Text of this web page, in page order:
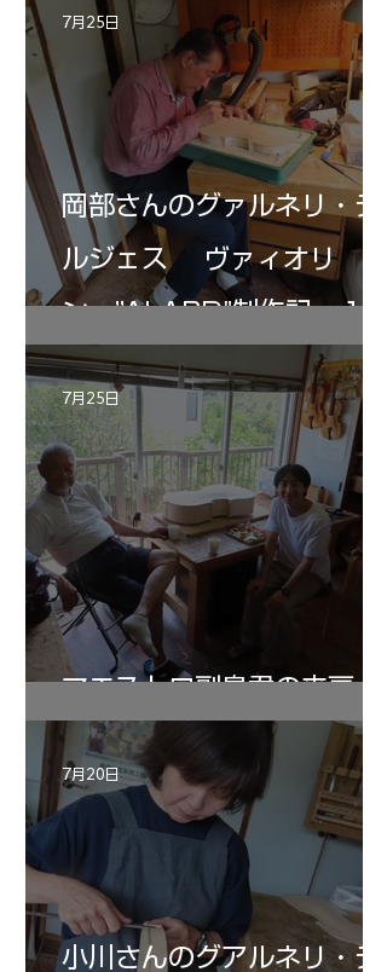
岡部さんのグァルネリ・デ
ルジェス ヴァィオリ
ン ”ALARD"制作記 １2
7月25日
マエストロ副島君の来房
7月25日
小川さんのグアルネリ・デ
7月20日